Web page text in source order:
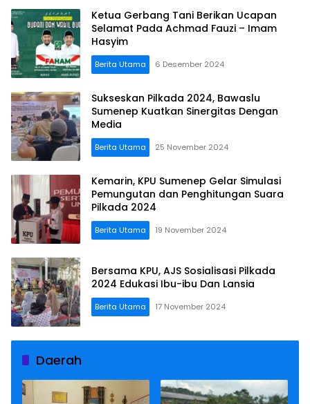
Ketua Gerbang Tani Berikan Ucapan
Selamat Pada Achmad Fauzi – Imam
Hasyim
Berita Utama 6 Desember 2024
Sukseskan Pilkada 2024, Bawaslu
Sumenep Kuatkan Sinergitas Dengan
Media
Berita Utama 25 November 2024
Kemarin, KPU Sumenep Gelar Simulasi
Pemungutan dan Penghitungan Suara
Pilkada 2024
Berita Utama 19 November 2024
Bersama KPU, AJS Sosialisasi Pilkada
2024 Edukasi Ibu-ibu Dan Lansia
Berita Utama 17 November 2024
Daerah